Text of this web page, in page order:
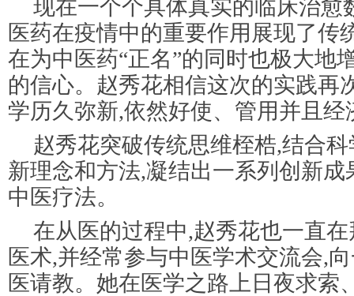
现在一个个具体真实的临床治愈
医药在疫情中的重要作用展现了传
在为中医药“正名”的同时也极大地
的信心。赵秀花相信这次的实践再
学历久弥新,依然好使、管用并且经
赵秀花突破传统思维桎梏,结合
新理念和方法,凝结出一系列创新
中医疗法。
在从医的过程中,赵秀花也一直
医术,并经常参与中医学术交流会,
医请教。她在医学之路上日夜求索